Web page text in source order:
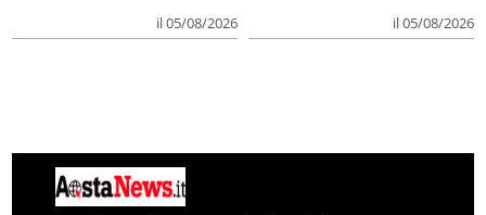
il 05/08/2026 il 05/08/2026